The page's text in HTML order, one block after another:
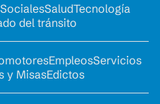
SocialesSaludTecnología
del tránsito
EmpleosServicios
y MisasEdictos